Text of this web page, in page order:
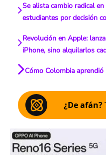
Se alista cambio radical
estudiantes por decisión
Revolución en Apple:
iPhone, sino alquilarlos
Cómo Colombia
¿De afán?